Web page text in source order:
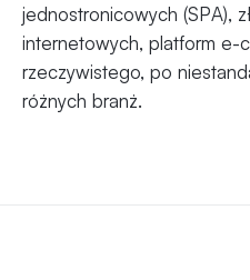
jednostronicowych (SPA),
internetowych, platform e-
rzeczywistego, po
różnych branż.